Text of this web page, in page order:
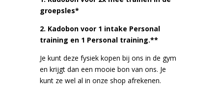
groepsles*
2. Kadobon voor 1 intake Personal
training en 1 Personal training.**
Je kunt deze fysiek kopen bij ons in de gym
en krijgt dan een mooie bon van ons. Je
kunt ze wel al in onze shop afrekenen.